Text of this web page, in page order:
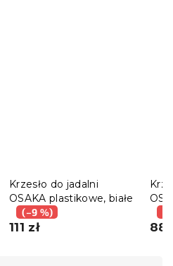
Krzesło do jadalni
OSAKA plastikowe, białe
(–9 %)
111 zł 88